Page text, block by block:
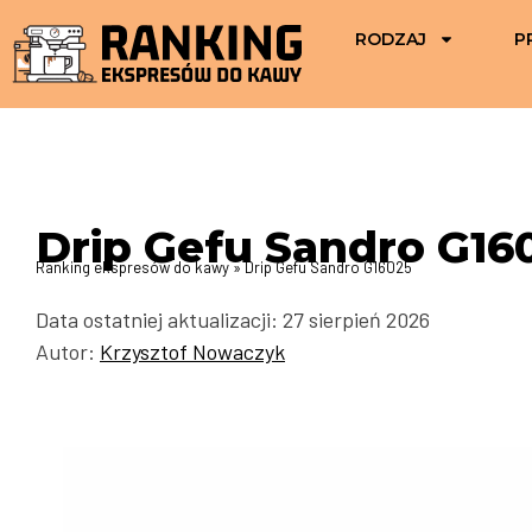
RODZAJ
Drip Gefu Sandro
Ranking ekspresów do kawy»Drip Gefu Sandro G16025
Data ostatniej aktualizacji: 27 sierpień 2026
Autor: Krzysztof Nowaczyk